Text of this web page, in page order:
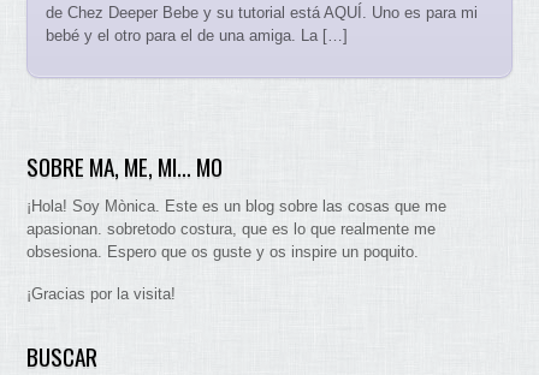
de Chez Deeper Bebe y su tutorial está AQUÍ. Uno es para mi
bebé y el otro para el de una amiga. La […]
SOBRE MA, ME, MI… MO
¡Hola! Soy Mònica. Este es un blog sobre las cosas que me
apasionan. sobretodo costura, que es lo que realmente me
obsesiona. Espero que os guste y os inspire un poquito.
¡Gracias por la visita!
BUSCAR